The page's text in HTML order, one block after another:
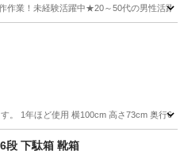
作業！未経験活躍中★20～50代の男性活
。 1年ほど使用 横100cm 高さ73cm 奥行60
デスク
シューズラック 6段 下駄箱 靴箱